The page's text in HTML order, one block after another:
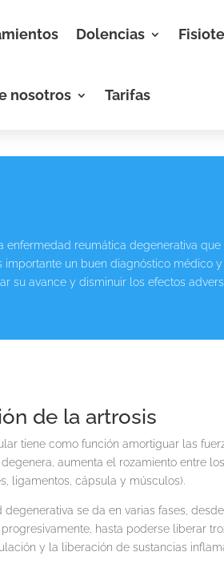
Dolencias
nosotros Tarifas
enfermedad reumática degenerativa
importante un buen diagnóstico médico
su avance y disminuir los efectos
de la artrosis
tiene como función amortiguar las
aumenta el rozamiento entre
ligamentos, cápsula y músculos).
degenerativa se da en varias fases,
hasta poderse liberar
y la liberación de sustancias